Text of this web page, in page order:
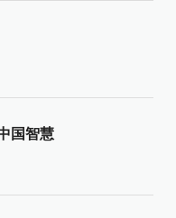
国智慧